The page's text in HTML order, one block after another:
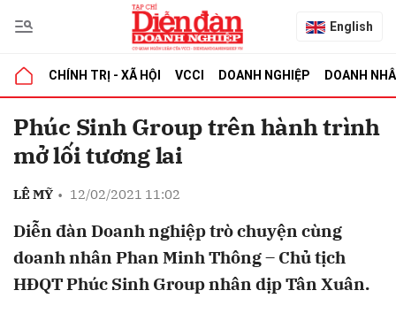
English
CHÍNH TRỊ - XÃ HỘI VCCI DOANH NGHIỆP DOANH
Phúc Sinh Group trên hành trình
mở lối tương lai
LÊ MỸ • 12/02/2021 11:02
Diễn đàn Doanh nghiệp trò chuyện cùng
doanh nhân Phan Minh Thông – Chủ tịch
HĐQT Phúc Sinh Group nhân dịp Tân Xuân.
luận
Hủy